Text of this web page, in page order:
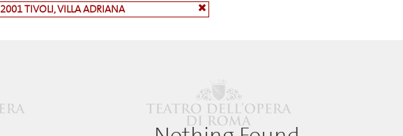
2001 TIVOLI, VILLA ADRIANA